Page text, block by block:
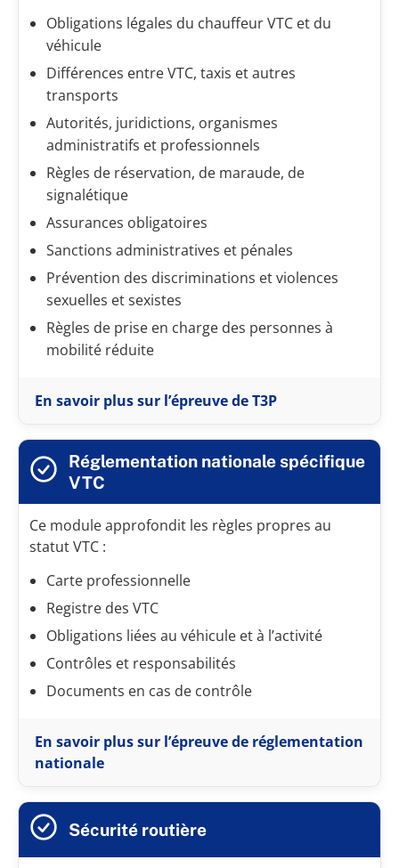
Obligations légales du chauffeur VTC et du
véhicule
Différences entre VTC, taxis et autres
transports
Autorités, juridictions, organismes
administratifs et professionnels
Règles de réservation, de maraude, de
signalétique
Assurances obligatoires
Sanctions administratives et pénales
Prévention des discriminations et violences
sexuelles et sexistes
Règles de prise en charge des personnes à
mobilité réduite
En savoir plus sur l’épreuve de T3P
Réglementation nationale spécifique
VTC
Ce module approfondit les règles propres au
statut VTC :
Carte professionnelle
Registre des VTC
Obligations liées au véhicule et à l’activité
Contrôles et responsabilités
Documents en cas de contrôle
En savoir plus sur l’épreuve de réglementation
nationale
Sécurité routière